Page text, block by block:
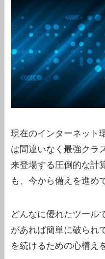
現在のインターネット
は間違いなく最強クラ
来登場する圧倒的な計
も、今から備えを進め
どんなに優れたツール
があれば簡単に破られ
を続けるための心構え